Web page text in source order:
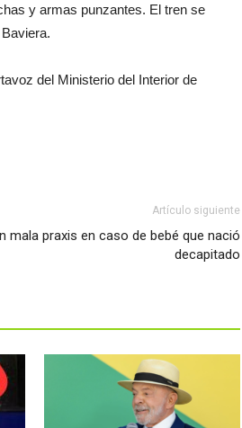
y armas punzantes. El tren se
del Ministerio del Interior de
Artículo siguiente
mala praxis en caso de bebé que nació
decapitado